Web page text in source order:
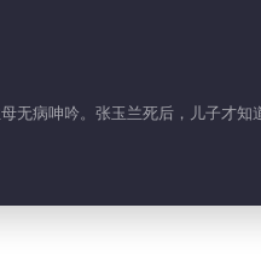
病呻吟。张玉兰死后，儿子才知